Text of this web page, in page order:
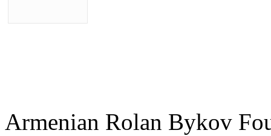
Armenian Rolan Bykov